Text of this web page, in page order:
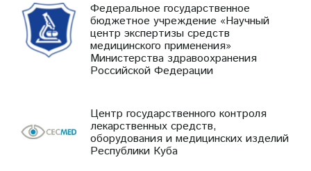
Федеральное государственное
бюджетное учреждение «Научный
центр экспертизы средств
медицинского применения»
Министерства здравоохранения
Российской Федерации
Центр государственного контроля
лекарственных средств,
оборудования и медицинских изделий
Республики Куба